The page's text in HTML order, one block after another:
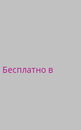
Бесплатно в